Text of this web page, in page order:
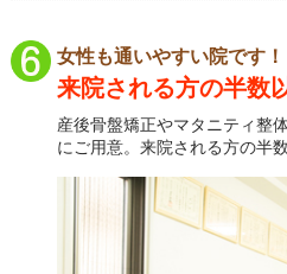
女性も通いやすい院です！
来院される方の半数
産後骨盤矯正やマタニティ整
にご用意。来院される方の半